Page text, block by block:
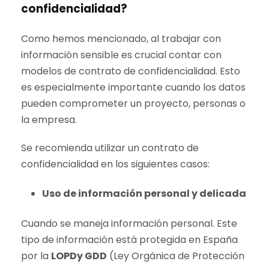
confidencialidad?
Como hemos mencionado, al trabajar con
información sensible es crucial contar con
modelos de contrato de confidencialidad. Esto
es especialmente importante cuando los datos
pueden comprometer un proyecto, personas o
la empresa.
Se recomienda utilizar un contrato de
confidencialidad en los siguientes casos:
Uso de información personal y delicada
Cuando se maneja información personal. Este
tipo de información está protegida en España
por la LOPDy GDD (Ley Orgánica de Protección